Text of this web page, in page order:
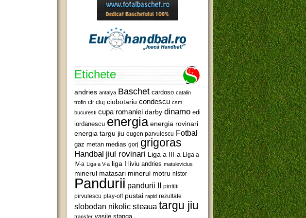
Etichete
andries antalya Baschet cardoso catalin
trofin cfr cluj ciobotariu condescu csm
bucuresti cupa romaniei darby dinamo edi
iordanescu energia energia rovinari
energia targu jiu eugen parvulescu Fotbal
gaz metan medias gorj grigoras
Handbal jiul rovinari Liga a III-a Liga a
IV-a Liga a V-a liga I liviu andries matulevicius
minerul matasari minerul motru nistor
Pandurii pandurii II pintilii
pirvulescu play-off pustai rapid rezultate
slobodan nikolic steaua targu jiu
transfer vasile stanga